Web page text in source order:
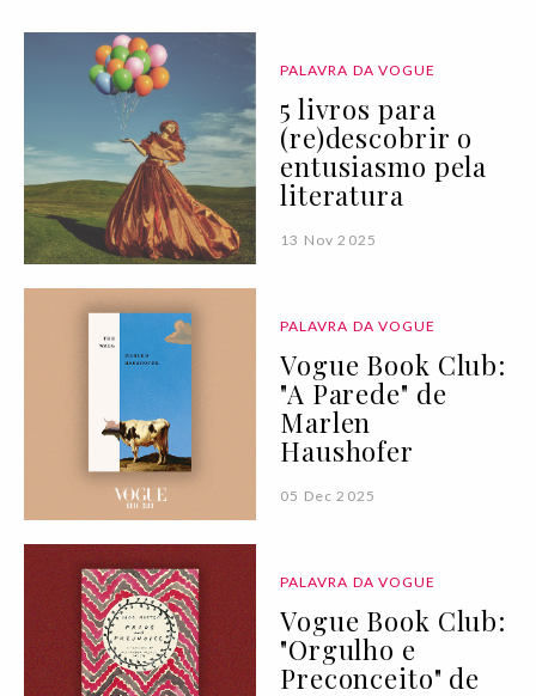
PALAVRA DA VOGUE
5 livros para
(re)descobrir o
entusiasmo pela
literatura
13 Nov 2025
PALAVRA DA VOGUE
Vogue Book Club:
"A Parede" de
Marlen
Haushofer
05 Dec 2025
PALAVRA DA VOGUE
Vogue Book Club:
"Orgulho e
Preconceito" de